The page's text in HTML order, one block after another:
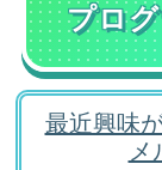
プロ
最近興味
メ